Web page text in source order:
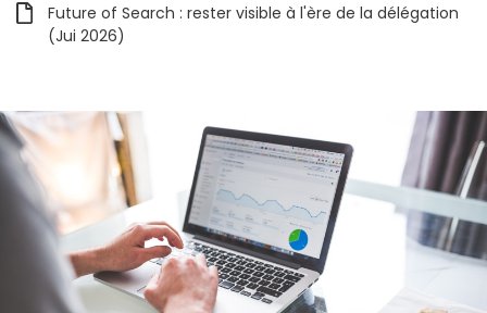
Future of Search : rester visible à l'ère de la délégation
(Jui 2026)